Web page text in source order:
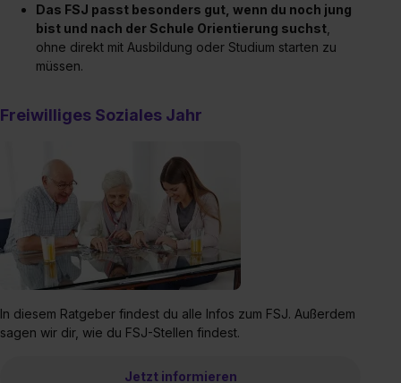
Das FSJ passt besonders gut, wenn du noch jung
bist und nach der Schule Orientierung suchst
ohne direkt mit Ausbildung oder Studium starten zu
müssen.
Freiwilliges Soziales Jahr
In diesem Ratgeber findest du alle Infos zum FSJ. Außerdem
sagen wir dir, wie du FSJ-Stellen findest.
Jetzt informieren